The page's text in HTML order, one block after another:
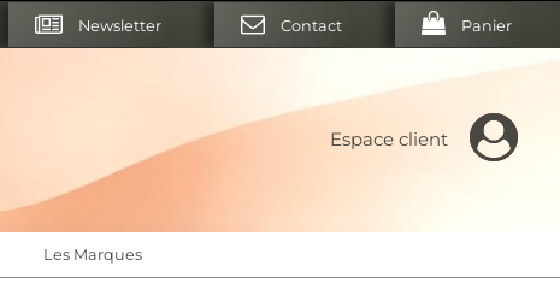
Newsletter Contact Panier
Les Marques
Espace client